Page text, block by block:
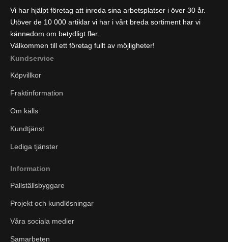
Vi har hjälpt företag att inreda sina arbetsplatser i över 30 år.
Utöver de 10 000 artiklar vi har i vårt breda sortiment har vi
kännedom om betydligt fler.
Välkommen till ett företag fullt av möjligheter!
Kundservice
Köpvillkor
Fraktinformation
Om källs
Kundtjänst
Lediga tjänster
Information
Pallställsbyggare
Projekt och kundlösningar
Våra sociala medier
Samarbeten